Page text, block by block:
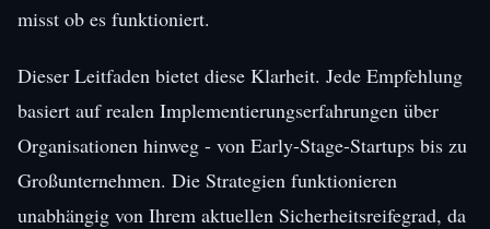
misst ob es funktioniert.
Dieser Leitfaden bietet diese Klarheit. Jede Empfehlung
basiert auf realen Implementierungserfahrungen über
Organisationen hinweg - von Early-Stage-Startups bis zu
Großunternehmen. Die Strategien funktionieren
unabhängig von Ihrem aktuellen Sicherheitsreifegrad, da